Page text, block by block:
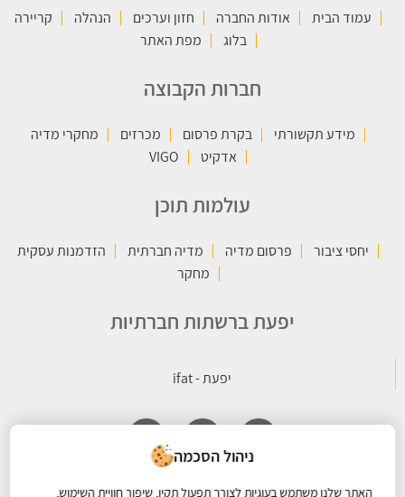
עמוד הבית אודות החברה חזון וערכים הנהלה
קריירה
בלוג
מפת האתר
חברות הקבוצה
מידע תקשורתי בקרת פרסום מכרזים
מחקרי מדיה
אדקיט
VIGO
עולמות תוכן
יחסי ציבור פרסום מדיה מדיה חברתית
הזדמנות עסקית
מחקר
יפעת ברשתות חברתיות
ניהול הסכמה
האתר שלנו משתמש בעוגיות לצורך תפעול תקין, שיפור חוויית השימוש,